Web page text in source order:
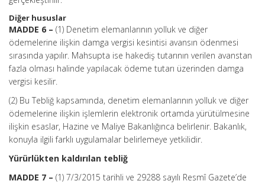
Diğer hususlar
MADDE 6 – (1) Denetim elemanlarının yolluk ve diğer
ödemelerine ilişkin damga vergisi kesintisi avansın ödenmesi
sırasında yapılır. Mahsupta ise hakediş tutarının verilen avanstan
fazla olması halinde yapılacak ödeme tutarı üzerinden damga
vergisi kesilir.
(2) Bu Tebliğ kapsamında, denetim elemanlarının yolluk ve diğer
ödemelerine ilişkin işlemlerin elektronik ortamda yürütülmesine
ilişkin esaslar, Hazine ve Maliye Bakanlığınca belirlenir. Bakanlık,
konuyla ilgili farklı uygulamalar belirlemeye yetkilidir.
Yürürlükten kaldırılan tebliğ
MADDE 7 – (1) 7/3/2015 tarihli ve 29288 sayılı Resmî Gazete’de